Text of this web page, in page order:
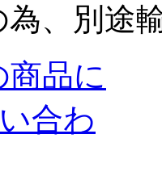
為、別途